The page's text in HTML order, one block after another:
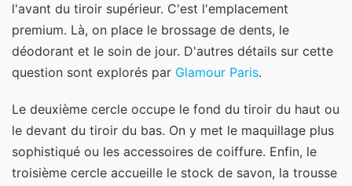
l'avant du tiroir supérieur. C'est l'emplacement
premium. Là, on place le brossage de dents, le
déodorant et le soin de jour. D'autres détails sur cette
question sont explorés par Glamour Paris.
Le deuxième cercle occupe le fond du tiroir du haut ou
le devant du tiroir du bas. On y met le maquillage plus
sophistiqué ou les accessoires de coiffure. Enfin, le
troisième cercle accueille le stock de savon, la trousse